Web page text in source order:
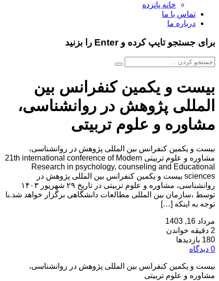
خانه پانزده
تماس با ما
درباره ما
برای جستجو تایپ کرده و Enter را بزنید
بیست و یکمین کنفرانس بین
المللی پژوهش در روانشناسی،
مشاوره و علوم تربیتی
بیست و یکمین کنفرانس بین المللی پژوهش در روانشناسی،
مشاوره و علوم تربیتی 21th international conference of Modern
Research in psychology, counseling and Educational
sciences بیست و یکمین کنفرانس بین المللی پژوهش در
روانشناسی، مشاوره و علوم تربیتی در تاریخ ۲۹ شهریور ۱۴۰۳
توسط ،سازمان بین المللی مطالعات دانشگاهی برگزار خواهد شد.با
توجه به اینکه […]
مرداد 16, 1403
2 دقیقه خواندن
180 بازدیدها
0 دیدگاه
بیست و یکمین کنفرانس بین المللی پژوهش در روانشناسی،
مشاوره و علوم تربیتی